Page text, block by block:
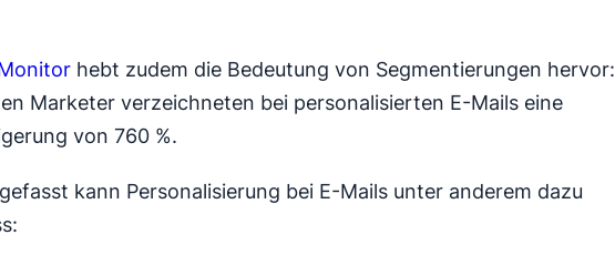
hebt zudem die Bedeutung von Segmentierungen hervor:
Marketer verzeichneten bei personalisierten E-Mails eine
von 760 %.
kann Personalisierung bei E-Mails unter anderem dazu